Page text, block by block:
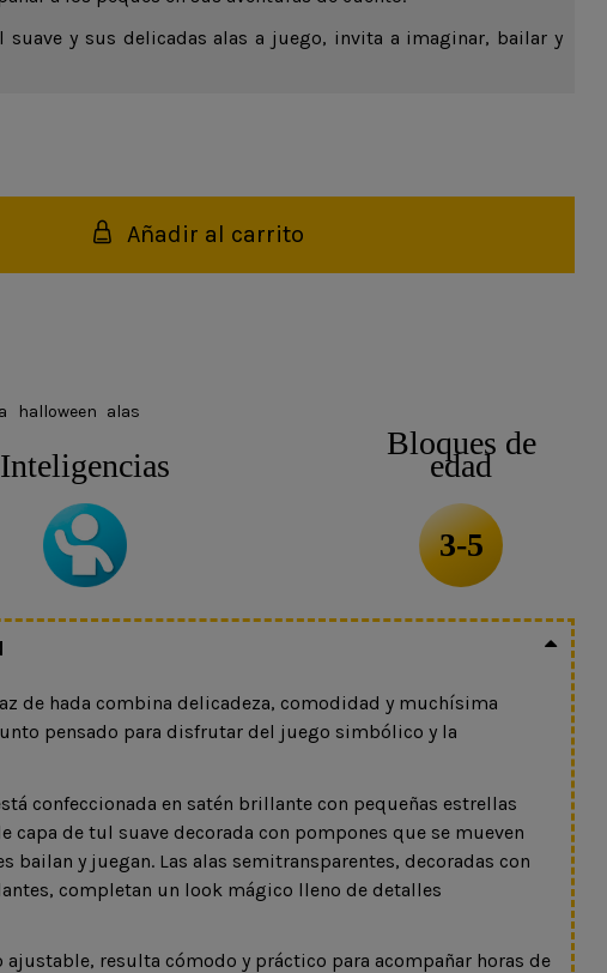
suave y sus delicadas alas a juego, invita a imaginar, bailar y
Añadir al carrito
halloween alas
Inteligencias
Bloques de
edad
3-5
de hada combina delicadeza, comodidad y muchísima
pensado para disfrutar del juego simbólico y la
confeccionada en satén brillante con pequeñas estrellas
capa de tul suave decorada con pompones que se mueven
bailan y juegan. Las alas semitransparentes, decoradas con
completan un look mágico lleno de detalles
ajustable, resulta cómodo y práctico para acompañar horas de